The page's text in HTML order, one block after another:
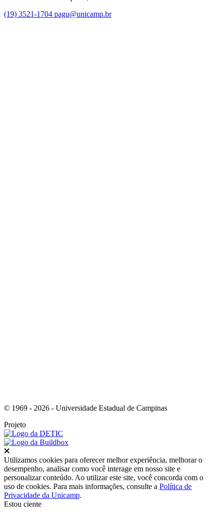
(19) 3521-1704 pagu@unicamp.br
© 1969 - 2026 - Universidade Estadual de Campinas
Projeto
Utilizamos cookies para oferecer melhor experiência, melhorar o
desempenho, analisar como você interage em nosso site e
personalizar conteúdo. Ao utilizar este site, você concorda com o
uso de cookies. Para mais informações, consulte a Política de
Privacidade da Unicamp.
Estou ciente